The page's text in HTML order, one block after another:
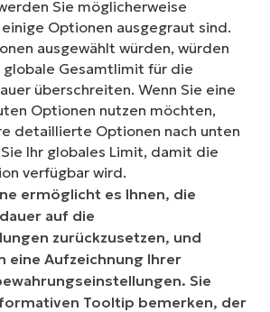
Sie möglicherweise
Optionen ausgegraut sind.
ausgewählt würden, würden
globale Gesamtlimit für die
überschreiten. Wenn Sie eine
Optionen nutzen möchten,
detaillierte Optionen nach unten
Ihr globales Limit, damit die
verfügbar wird.
ermöglicht es Ihnen, die
auf die
zurückzusetzen, und
eine Aufzeichnung Ihrer
Sie
Tooltip bemerken, der